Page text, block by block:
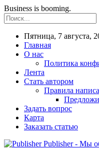
Business is booming.
Пятница, 7 августа,
Главная
О нас
Политика
Лента
Стать автором
Правила
Задать вопрос
Карта
Заказать статью
Publisher - Мы